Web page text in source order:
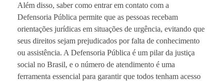
Além disso, saber como entrar em contato com a
Defensoria Pública permite que as pessoas recebam
orientações jurídicas em situações de urgência, evitando que
seus direitos sejam prejudicados por falta de conhecimento
ou assistência. A Defensoria Pública é um pilar da justiça
social no Brasil, e o número de atendimento é uma
ferramenta essencial para garantir que todos tenham acesso